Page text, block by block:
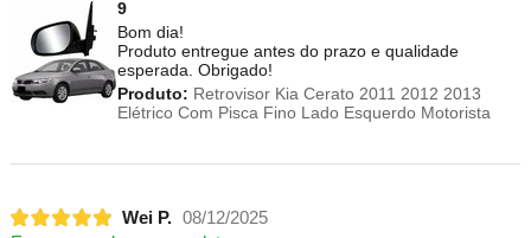
9
Bom dia!
Produto entregue antes do prazo e qualidade
esperada. Obrigado!
Produto: Retrovisor Kia Cerato 2011 2012 2013
Elétrico Com Pisca Fino Lado Esquerdo Motorista
Wei P. 08/12/2025